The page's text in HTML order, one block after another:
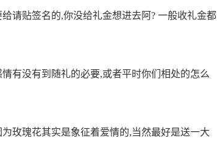
请贴签名的,你没给礼金想进去阿? 一般收礼金都
有没有到随礼的必要,或者平时你们相处的怎么
玫瑰花其实是象征着爱情的,当然最好是送一大